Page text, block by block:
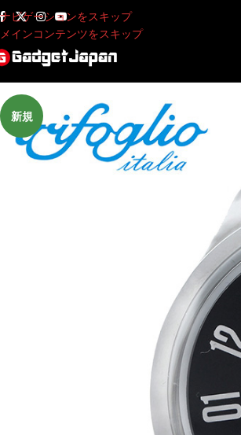
ナビゲーションをスキップ
メインコンテンツをスキップ
新規